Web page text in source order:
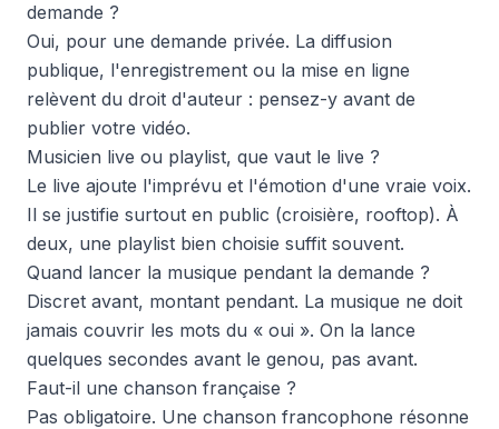
demande ?
Oui, pour une demande privée. La diffusion
publique, l'enregistrement ou la mise en ligne
relèvent du droit d'auteur : pensez-y avant de
publier votre vidéo.
Musicien live ou playlist, que vaut le live ?
Le live ajoute l'imprévu et l'émotion d'une vraie voix.
Il se justifie surtout en public (croisière, rooftop). À
deux, une playlist bien choisie suffit souvent.
Quand lancer la musique pendant la demande ?
Discret avant, montant pendant. La musique ne doit
jamais couvrir les mots du « oui ». On la lance
quelques secondes avant le genou, pas avant.
Faut-il une chanson française ?
Pas obligatoire. Une chanson francophone résonne